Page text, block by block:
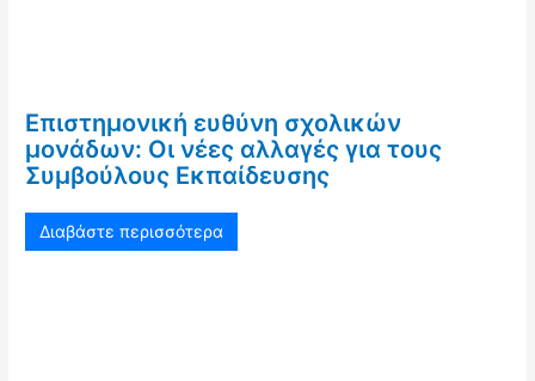
Επιστημονική ευθύνη σχολικών
μονάδων: Οι νέες αλλαγές για τους
Συμβούλους Εκπαίδευσης
Διαβάστε περισσότερα